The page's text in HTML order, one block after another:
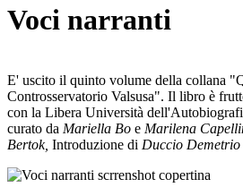
Voci narranti
E' uscito il quinto volume della collana
Controsservatorio Valsusa". Il libro è
con la Libera Università
curato da Mariella Bo e Marilena
Bertok, Introduzione di Duccio Demetrio